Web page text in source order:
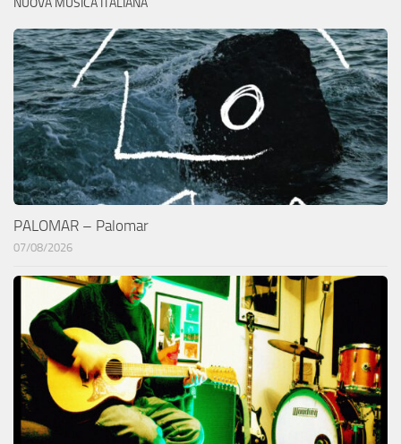
NUOVA MUSICA ITALIANA
PALOMAR – Palomar
07/08/2026